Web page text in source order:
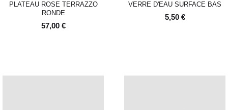
PLATEAU ROSE TERRAZZO
RONDE
57,00 €
VERRE D'EAU SURFACE BAS
5,50 €